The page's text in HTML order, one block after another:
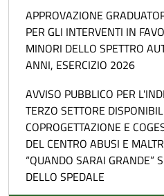
APPROVAZIONE
PER GLI INTERVENTI IN
MINORI DELLO SPETTRO
ANNI, ESERCIZIO 2026
AVVISO PUBBLICO PER
TERZO SETTORE
COPROGETTAZIONE E
DEL CENTRO ABUSI E
“QUANDO SARAI GRANDE”
DELLO SPEDALE